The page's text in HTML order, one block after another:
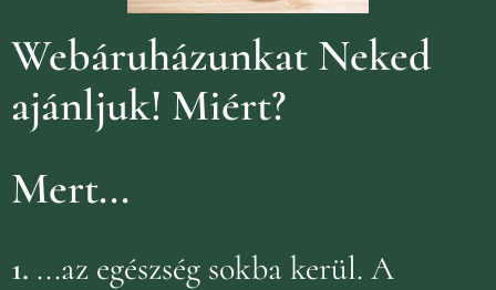
Webáruházunkat Neked
ajánljuk! Miért?
Mert...
1. ...az egészség sokba kerül. A